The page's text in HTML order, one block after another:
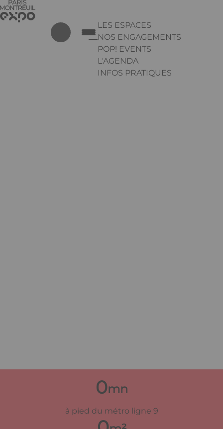
Aller au contenu principal
LES ESPACES
NOS ENGAGEMENTS
POP! EVENTS
L'AGENDA
INFOS PRATIQUES
0mn
à pied du métro ligne 9
Panneau de gestion des cookies